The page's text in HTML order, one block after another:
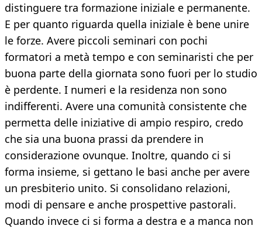
distinguere tra formazione iniziale e permanente.
E per quanto riguarda quella iniziale è bene unire
le forze. Avere piccoli seminari con pochi
formatori a metà tempo e con seminaristi che per
buona parte della giornata sono fuori per lo studio
è perdente. I numeri e la residenza non sono
indifferenti. Avere una comunità consistente che
permetta delle iniziative di ampio respiro, credo
che sia una buona prassi da prendere in
considerazione ovunque. Inoltre, quando ci si
forma insieme, si gettano le basi anche per avere
un presbiterio unito. Si consolidano relazioni,
modi di pensare e anche prospettive pastorali.
Quando invece ci si forma a destra e a manca non